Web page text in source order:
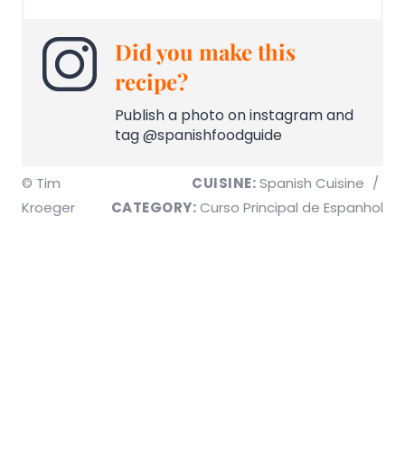
Did you make this
recipe?
Publish a photo on instagram and
tag @spanishfoodguide
© Tim
Kroeger
CUISINE:Spanish Cuisine /
CATEGORY:Curso Principal de Espanhol